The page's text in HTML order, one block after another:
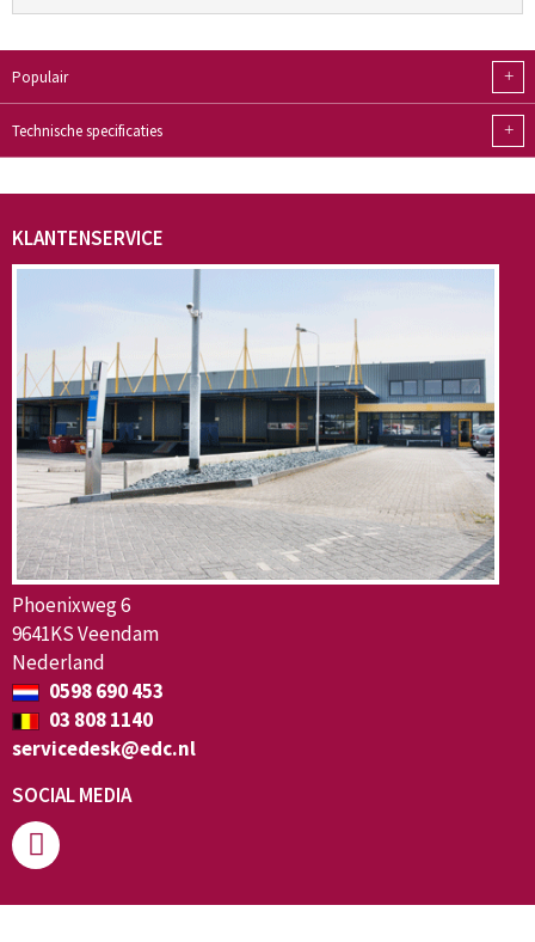
Populair +
Technische specificaties +
KLANTENSERVICE
Phoenixweg 6
9641KS Veendam
Nederland
0598 690 453
03 808 1140
servicedesk@edc.nl
SOCIAL MEDIA